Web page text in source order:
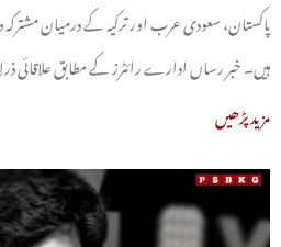
پاکستان، سعودی عرب اور ترکیہ کے درمیان
ہیں۔ خبر رساں ادارے رائٹرز کے مطابق علاقائی
مزید پڑھیں